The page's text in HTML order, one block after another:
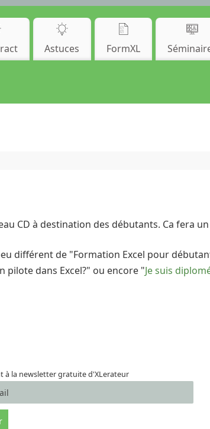
Astuces FormXL
CD à destination des débutants. Ca fera
différent de "Formation Excel pour
pilote dans Excel?" ou encore "Je suis
à la newsletter gratuite d'XLerateur